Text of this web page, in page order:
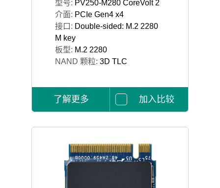
型号: PV250-M280 CoreVolt 2
介面: PCIe Gen4 x4
接口: Double-sided: M.2 2280
M key
板型: M.2 2280
NAND 颗粒: 3D TLC
了解更多 加入比较